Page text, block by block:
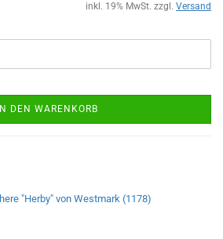
inkl. 19% MwSt. zzgl. Versand
IN DEN WARENKORB